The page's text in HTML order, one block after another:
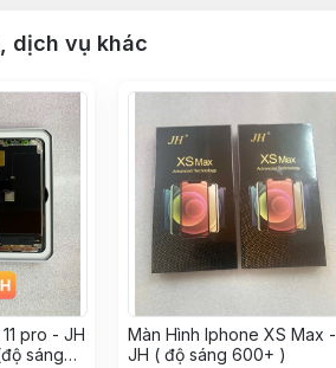
dịch vụ khác
pro - JH
sáng
Màn Hình Iphone XS Max -
JH ( độ sáng 600+ )